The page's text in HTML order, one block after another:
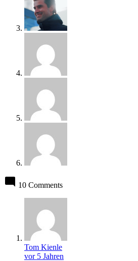
10 Comments
Tom Kienle
vor 5 Jahren